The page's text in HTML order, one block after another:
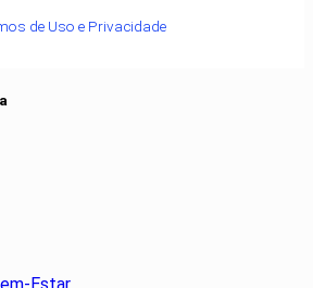
de Uso e Privacidade